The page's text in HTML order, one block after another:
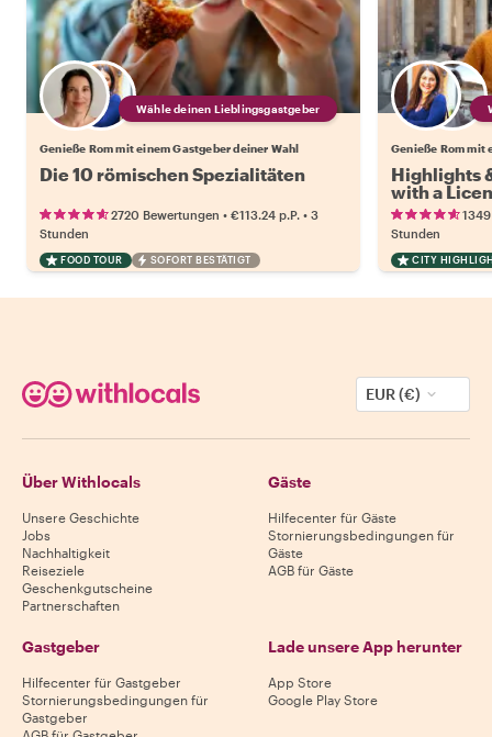
Wähle deinen Lieblingsgastgeber
Genieße Rom mit einem Gastgeber deiner Wahl
Die 10 römischen Spezialitäten
2720 Bewertungen • €113.24 p.P. • 3
Stunden
FOOD TOUR SOFORT BESTÄTIGT
Genieße Rom mit
Highlights
with a
Stunden
CITY
EUR (€)
Über Withlocals
Unsere Geschichte
Jobs
Nachhaltigkeit
Reiseziele
Geschenkgutscheine
Partnerschaften
Gäste
Hilfecenter für Gäste
Stornierungsbedingungen für
Gäste
AGB für Gäste
Gastgeber
Hilfecenter für Gastgeber
Stornierungsbedingungen für
Gastgeber
Lade unsere App herunter
App Store
Google Play Store